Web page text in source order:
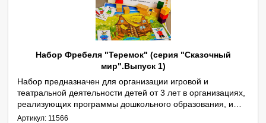
Набор Фребеля "Теремок" (серия "Сказочный
мир".Выпуск 1)
Набор предназначен для организации игровой и
театральной деятельности детей от 3 лет в организациях,
реализующих программы дошкольного образования, и
дома. Может быть использован в качестве игрового,
Габаритные размеры в упаковке (дл.*шир.*выс.), см: 31*21,5*5.
Комплектность: декорации формата А4 – 2 шт., карточки с
Игровой набор разработан в соответствии с
Артикул: 11566